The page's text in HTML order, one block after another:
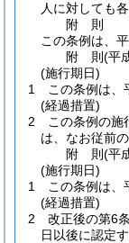
人に対しても
附 則
この条例は、
附 則(平
(施行期日)
1
この条例は、
(経過措置)
2
この条例の施
は、なお従前の
附 則(平
(施行期日)
1
この条例は、
(経過措置)
2
改正後の第6
日以後に認定